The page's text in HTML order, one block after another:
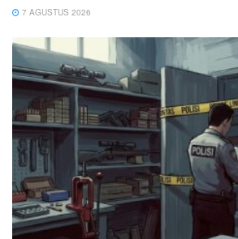
7 AGUSTUS 2026